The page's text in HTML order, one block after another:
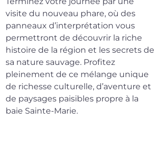
visite du nouveau phare, où des
panneaux d’interprétation vous
permettront de découvrir la riche
histoire de la région et les secrets de
sa nature sauvage. Profitez
pleinement de ce mélange unique
de richesse culturelle, d’aventure et
de paysages paisibles propre à la
baie Sainte-Marie.